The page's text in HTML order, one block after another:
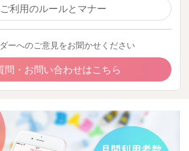
ご利用のルールとマナー
ーへのご意見をお聞かせください
問・お問い合わせはこちら